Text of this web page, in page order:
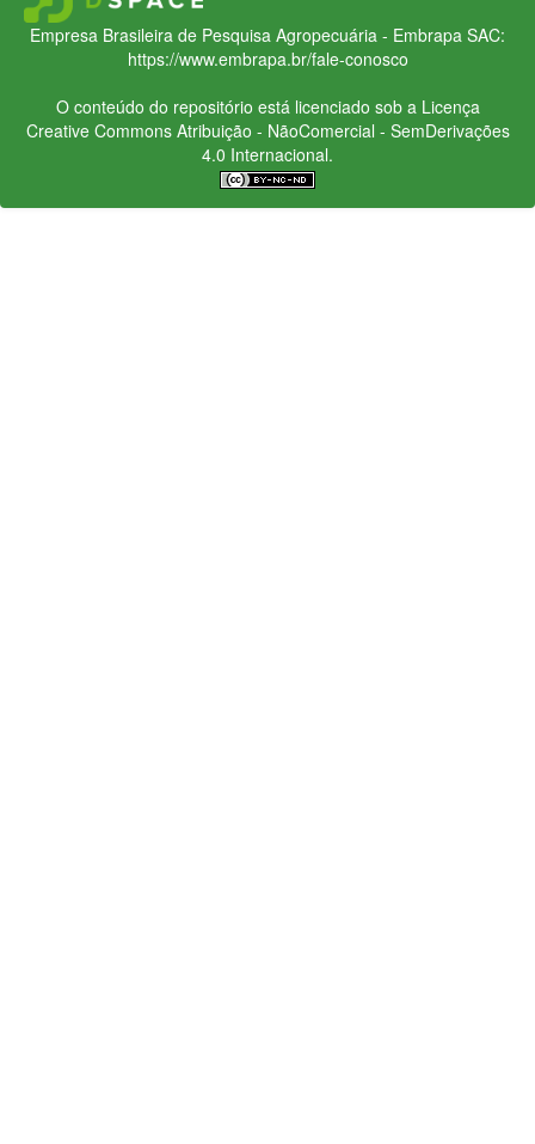
Empresa Brasileira de Pesquisa Agropecuária - Embrapa SAC:
https://www.embrapa.br/fale-conosco
O conteúdo do repositório está licenciado sob a Licença
Creative CommonsAtribuição - NãoComercial - SemDerivações
4.0 Internacional.